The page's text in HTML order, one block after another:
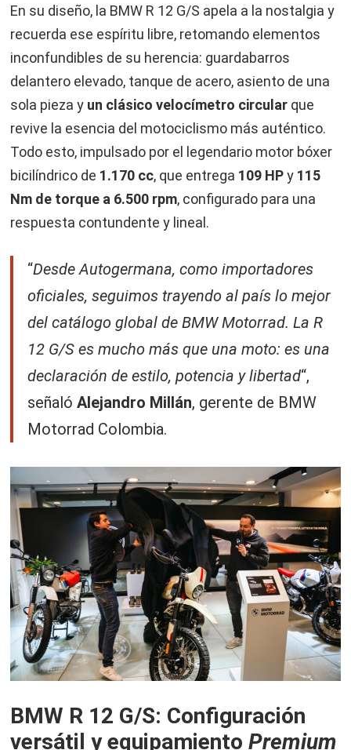
En su diseño, la BMW R 12 G/S apela a la nostalgia y
recuerda ese espíritu libre, retomando elementos
inconfundibles de su herencia: guardabarros
delantero elevado, tanque de acero, asiento de una
sola pieza y un clásico velocímetro circular que
revive la esencia del motociclismo más auténtico.
Todo esto, impulsado por el legendario motor bóxer
bicilíndrico de 1.170 cc, que entrega 109 HPy 115
Nm de torque a 6.500 rpm, configurado para una
respuesta contundente y lineal.
“Desde Autogermana, como importadores
oficiales, seguimos trayendo al país lo mejor
del catálogo global de BMW Motorrad. La R
12 G/S es mucho más que una moto: es una
declaración de estilo, potencia y libertad“,
señalóAlejandro Millán, gerente de BMW
Motorrad Colombia.
BMW R 12 G/S: Configuración
versátil y equipamientoPremium